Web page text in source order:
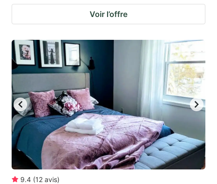
Voir l’offre
9.4 (12 avis)